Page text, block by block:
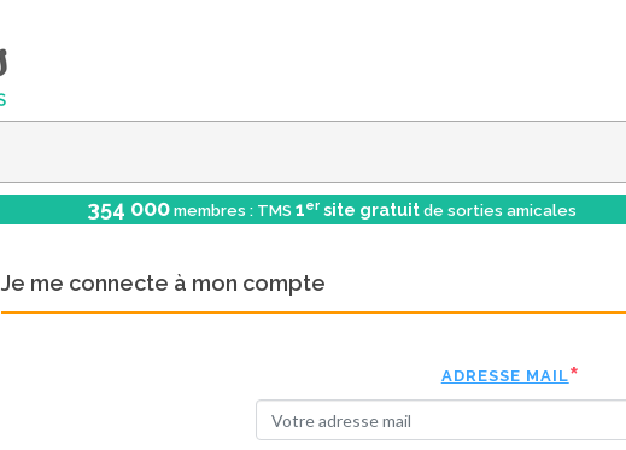
354 000 membres : TMS 1er site gratuit de sorties amicales
Je me connecte à mon compte
ADRESSE MAIL